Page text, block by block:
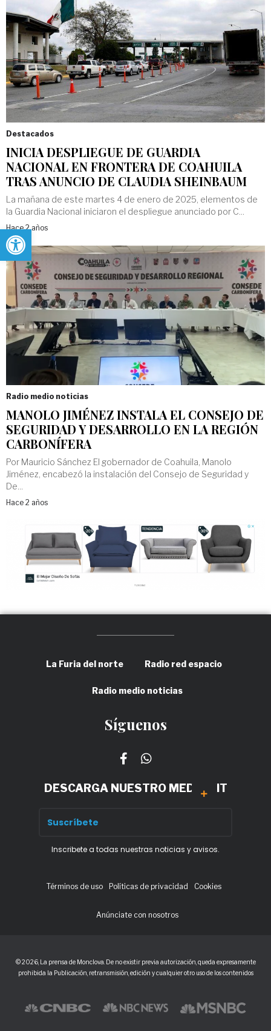
Abrir barra de herramientas
Destacados
INICIA DESPLIEGUE DE GUARDIA
NACIONAL EN FRONTERA DE COAHUILA
TRAS ANUNCIO DE CLAUDIA SHEINBAUM
La mañana de este martes 4 de enero de 2025, elementos de
la Guardia Nacional iniciaron el despliegue anunciado por C...
Hace 2 años
Radio medio noticias
MANOLO JIMÉNEZ INSTALA EL CONSEJO DE
SEGURIDAD Y DESARROLLO EN LA REGIÓN
CARBONÍFERA
Por Mauricio Sánchez El gobernador de Coahuila, Manolo
Jiménez, encabezó la instalación del Consejo de Seguridad y
De...
Hace 2 años
La Furia del norte Radio red espacio
Radio medio noticias
Síguenos
DESCARGA NUESTRO MEDIA KIT
Inscribete a todas nuestras noticias y avisos.
Términos de uso Políticas de privacidad Cookies
Anúnciate con nosotros
© 2026, La prensa de Monclova. De no existir previa autorización, queda expresamente
prohibida la Publicación, retransmisión, edición y cualquier otro uso de los contenidos